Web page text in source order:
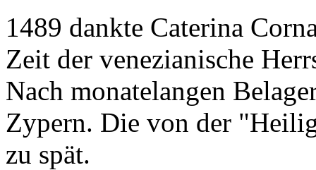
1489 dankte Caterina
Zeit der venezianische
Nach monatelangen
Zypern. Die von der
zu spät.